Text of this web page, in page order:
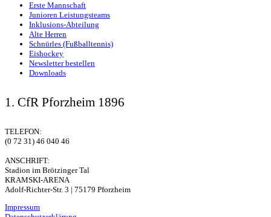
Erste Mannschaft
Junioren Leistungsteams
Inklusions-Abteilung
Alte Herren
Schnürles (Fußballtennis)
Eishockey
Newsletter bestellen
Downloads
1. CfR Pforzheim 1896
TELEFON:
(0 72 31) 46 040 46
ANSCHRIFT:
Stadion im Brötzinger Tal
KRAMSKI-ARENA
Adolf-Richter-Str. 3 | 75179 Pforzheim
Impressum